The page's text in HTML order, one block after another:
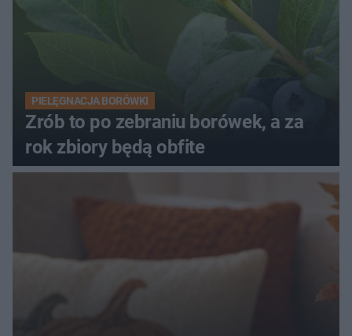
PIELĘGNACJA BORÓWKI
Zrób to po zebraniu borówek, a za
rok zbiory będą obfite